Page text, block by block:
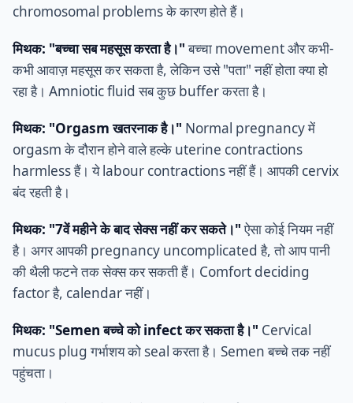
chromosomal problems के कारण होते हैं।
मिथक: "बच्चा सब महसूस करता है।"बच्चा movement और कभी-
कभी आवाज़ महसूस कर सकता है, लेकिन उसे "पता" नहीं होता क्या हो
रहा है। Amniotic fluid सब कुछ buffer करता है।
मिथक: "Orgasm खतरनाक है।" Normal pregnancy में
orgasm के दौरान होने वाले हल्के uterine contractions
harmless हैं। ये labour contractions नहीं हैं। आपकी cervix
बंद रहती है।
मिथक: "7वें महीने के बाद सेक्स नहीं कर सकते।"ऐसा कोई नियम नहीं
है। अगर आपकी pregnancy uncomplicated है, तो आप पानी
की थैली फटने तक सेक्स कर सकती हैं। Comfort deciding
factor है, calendar नहीं।
मिथक: "Semen बच्चे को infect कर सकता है।" Cervical
mucus plug गर्भाशय को seal करता है। Semen बच्चे तक नहीं
पहुंचता।